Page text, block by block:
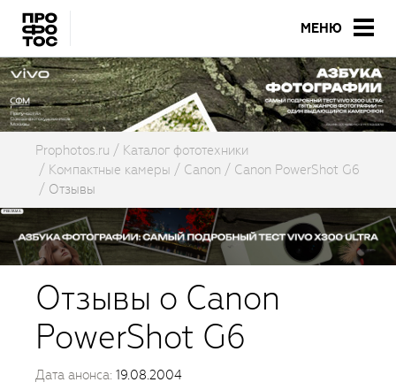
МЕНЮ
Prophotos.ru
Каталог фототехники
Компактные камеры
Canon
Canon PowerShot G6
Отзывы
Отзывы о Canon
PowerShot G6
Дата анонса: 19.08.2004